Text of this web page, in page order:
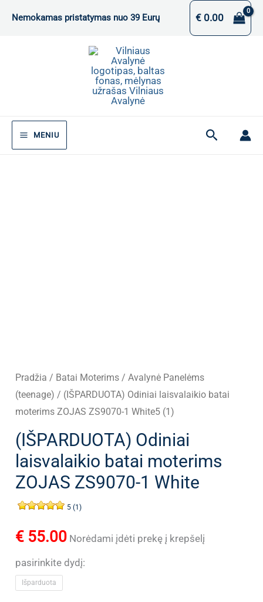
Nemokamas pristatymas nuo 39 Eurų €0.00
MENIU Paieška
Pradžia / Batai Moterims /Avalynė Panelėms
(teenage) / (IŠPARDUOTA) Odiniai laisvalaikio batai
moterims ZOJAS ZS9070-1 White5 (1)
(IŠPARDUOTA) Odiniai
laisvalaikio batai moterims
ZOJAS ZS9070-1 White
5 (1)
€ 55.00 Norėdami įdėti prekę į krepšelį
pasirinkite dydį:
Išparduota